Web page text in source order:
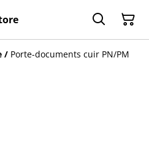
/ Porte-documents cuir PN/PM